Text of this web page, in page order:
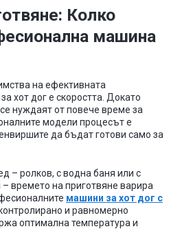
Колко
машина
на ефективната
хот дог е скоростта. Докато
нуждаят от повече време за
модели процесът е
да бъдат готови само за
– ролков, с водна баня или с
времето на приготвяне варира
машини за хот дог с
и равномерно
оптимална температура и